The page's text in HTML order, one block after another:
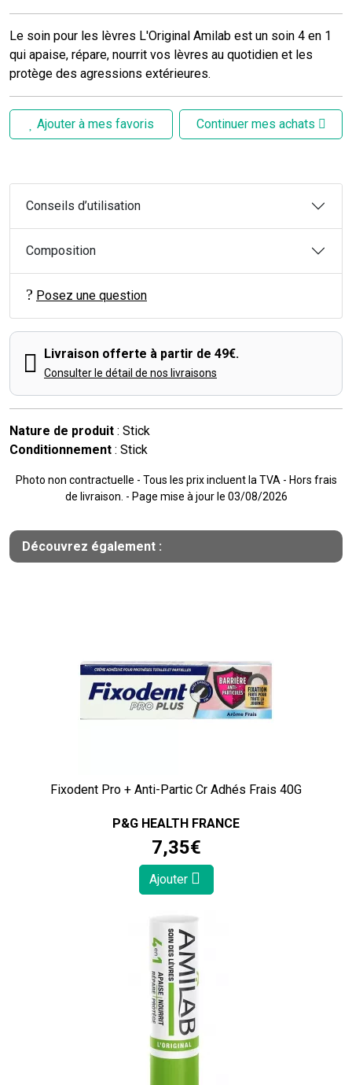
Le soin pour les lèvres L'Original Amilab est un soin 4 en 1
qui apaise, répare, nourrit vos lèvres au quotidien et les
protège des agressions extérieures.
Ajouter à mes favoris Continuer mes achats
Conseils d’utilisation
Composition
Posez une question
Livraison offerte à partir de 49€.
Consulter le détail de nos livraisons
Nature de produit : Stick
Conditionnement : Stick
Photo non contractuelle - Tous les prix incluent la TVA - Hors frais
de livraison. - Page mise à jour le 03/08/2026
Découvrez également :
Fixodent Pro + Anti-Partic Cr Adhés Frais 40G
P&G HEALTH FRANCE
7,35€
Ajouter